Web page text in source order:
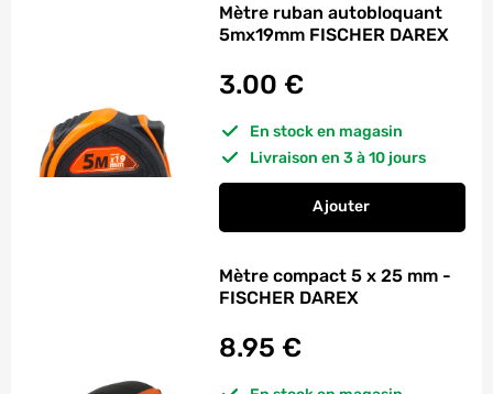
Mètre ruban autobloquant
5mx19mm FISCHER DAREX
3.00 €
En stock en magasin
Livraison en 3 à 10 jours
Ajouter
Mètre ruban
Mètre compact 5 x 25 mm -
FISCHER DAREX
8.95 €